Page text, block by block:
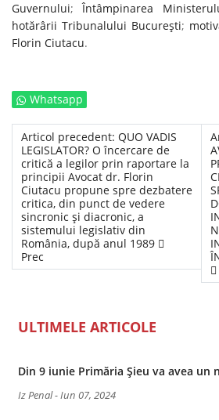
Guvernului;Întâmpinarea
hotărârii Tribunalului București;
Florin Ciutacu.
Whatsapp
Articol precedent: QUO VADIS
LEGISLATOR? O încercare de
critică a legilor prin raportare la
principii Avocat dr. Florin
Ciutacu propune spre dezbatere
critica, din punct de vedere
sincronic și diacronic, a
sistemului legislativ din
România, după anul 1989
Prec
ULTIMELE ARTICOLE
Din 9 iunie Primăria Șieu va avea un
Iz Penal-Iun 07, 2024